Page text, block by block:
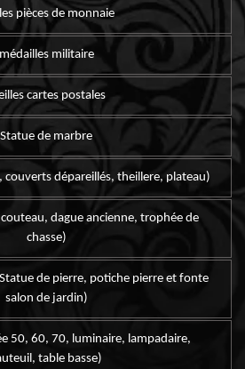
pièces de monnaie
médailles militaire
cartes postales
Statue de marbre
couverts dépareillés, theillere, plateau)
dague ancienne, trophée de
chasse)
de pierre, potiche pierre et fonte
salon de jardin)
50, 60, 70, luminaire, lampadaire,
table basse)